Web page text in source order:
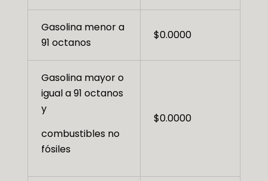
Gasolina menor a
91 octanos
$0.0000
Gasolina mayor o
igual a 91 octanos
y
combustibles no
fósiles
$0.0000